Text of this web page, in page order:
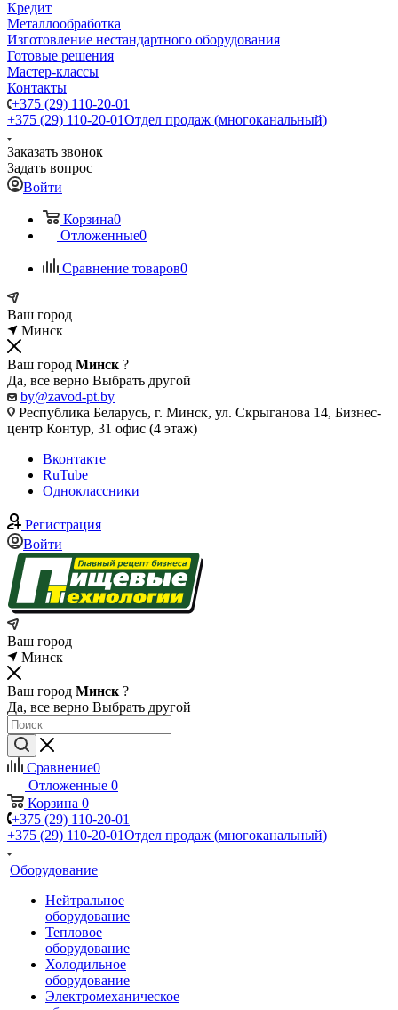
Кредит
Металлообработка
Изготовление нестандартного оборудования
Готовые решения
Мастер-классы
Контакты
+375 (29) 110-20-01
+375 (29) 110-20-01Отдел продаж (многоканальный)
Заказать звонок
Задать вопрос
Войти
Корзина0
Отложенные0
Сравнение товаров0
Ваш город
Минск
Ваш город Минск ?
Да, все верно Выбрать другой
by@zavod-pt.by
Республика Беларусь, г. Минск, ул. Скрыганова 14, Бизнес-
центр Контур, 31 офис (4 этаж)
Вконтакте
RuTube
Одноклассники
Регистрация
Войти
Ваш город
Минск
Ваш город Минск ?
Да, все верно Выбрать другой
Сравнение0
Отложенные 0
Корзина 0
+375 (29) 110-20-01
+375 (29) 110-20-01Отдел продаж (многоканальный)
Оборудование
Нейтральное
оборудование
Тепловое
оборудование
Холодильное
оборудование
Электромеханическое